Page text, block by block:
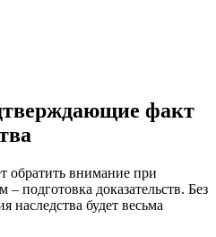
факт
обратить внимание при
подготовка доказательств. Без
наследства будет весьма